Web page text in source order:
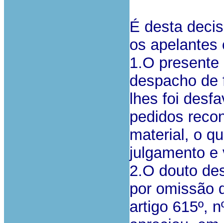
É desta
os apelantes
1.O
despacho de
lhes foi
pedidos
material, o
julgamento
2.O douto
por omissão
artigo 615º,